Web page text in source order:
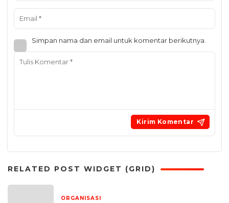
Simpan nama dan email untuk komentar berikutnya.
RELATED POST WIDGET (GRID)
ORGANISASI